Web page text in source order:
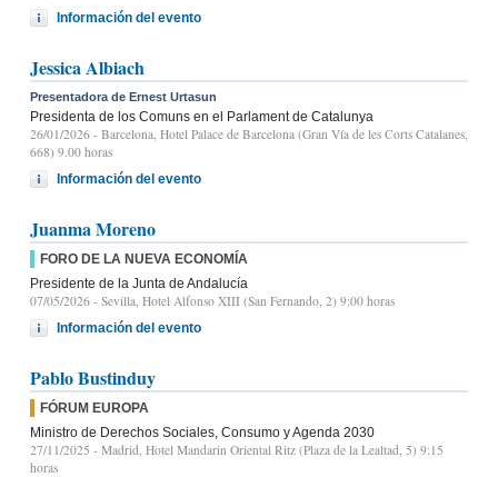
Información del evento
Jessica Albiach
Presentadora de Ernest Urtasun
Presidenta de los Comuns en el Parlament de Catalunya
26/01/2026 - Barcelona, Hotel Palace de Barcelona (Gran Vía de les Corts Catalanes,
668) 9.00 horas
Información del evento
Juanma Moreno
FORO DE LA NUEVA ECONOMÍA
Presidente de la Junta de Andalucía
07/05/2026 - Sevilla, Hotel Alfonso XIII (San Fernando, 2) 9:00 horas
Información del evento
Pablo Bustinduy
FÓRUM EUROPA
Ministro de Derechos Sociales, Consumo y Agenda 2030
27/11/2025 - Madrid, Hotel Mandarin Oriental Ritz (Plaza de la Lealtad, 5) 9:15
horas